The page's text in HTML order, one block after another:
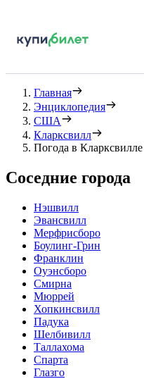
Главная
Энциклопедия
США
Кларксвилл
Погода в Кларксвилле
Соседние города
Нэшвилл
Эвансвилл
Мерфрисборо
Боулинг-Грин
Франклин
Оуэнсборо
Смирна
Мюррей
Хопкинсвилл
Падука
Шелбивилл
Таллахома
Спарта
Глазго